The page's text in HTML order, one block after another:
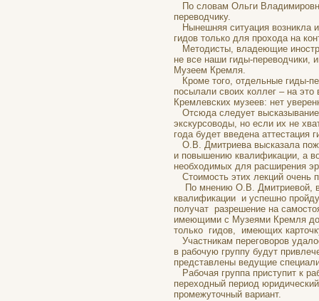
По словам Ольги
переводчику.
Нынешняя ситуация возникла
гидов только для прохода на
Методисты, владеющие
не все наши гиды-переводчики,
Музеем Кремля.
Кроме того, отдельные гиды-
посылали своих коллег – на
Кремлевских музеев: нет
Отсюда следует
экскурсоводы, но если их не
года будет введена аттестация
О.В. Дмитриева высказала
и повышению квалификации, а
необходимых для расширения
Стоимость этих лекций очень
По мнению О.В. Дмитриевой, в
квалификации и успешно
получат разрешение на
имеющими с Музеями Кремля
только гидов, имеющих
Участникам переговоров
в рабочую группу будут
представлены ведущие
Рабочая группа приступит к
переходный период
промежуточный вариант.